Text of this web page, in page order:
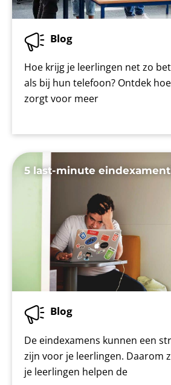
Blog
Hoe krijg je leerlingen net zo
als bij hun telefoon? Ontdek
zorgt voor meer
5 last-minute
Blog
De eindexamens kunnen een
zijn voor je leerlingen. Daarom
je leerlingen helpen de